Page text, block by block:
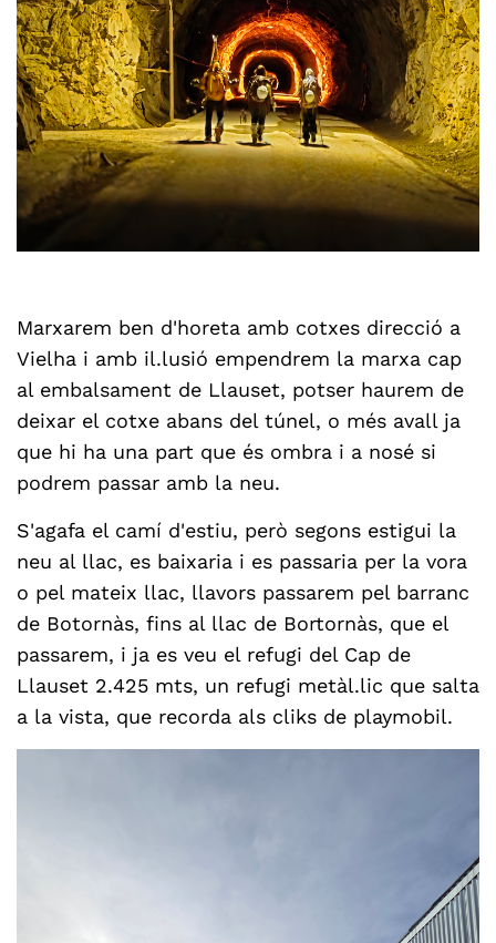
Marxarem ben d'horeta amb cotxes direcció a
Vielha i amb il.lusió empendrem la marxa cap
al embalsament de Llauset, potser haurem de
deixar el cotxe abans del túnel, o més avall ja
que hi ha una part que és ombra i a nosé si
podrem passar amb la neu.
S'agafa el camí d'estiu, però segons estigui la
neu al llac, es baixaria i es passaria per la vora
o pel mateix llac, llavors passarem pel barranc
de Botornàs, fins al llac de Bortornàs, que el
passarem, i ja es veu el refugi del Cap de
Llauset 2.425 mts, un refugi metàl.lic que salta
a la vista, que recorda als cliks de playmobil.